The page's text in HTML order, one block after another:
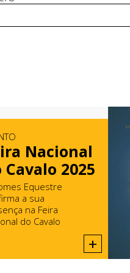
Nacional
Cavalo 2025
Equestre
a sua
na Feira
do Cavalo
+